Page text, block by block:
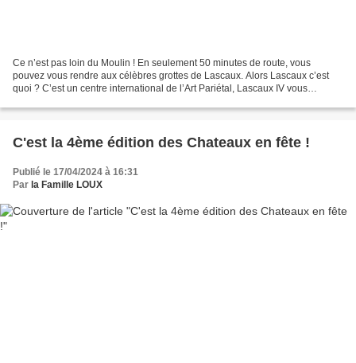
Ce n’est pas loin du Moulin ! En seulement 50 minutes de route, vous
pouvez vous rendre aux célèbres grottes de Lascaux. Alors Lascaux c’est
quoi ? C’est un centre international de l’Art Pariétal, Lascaux IV vous
C'est la 4ème édition des Chateaux en fête !
Publié le 17/04/2024 à 16:31
Par la Famille LOUX